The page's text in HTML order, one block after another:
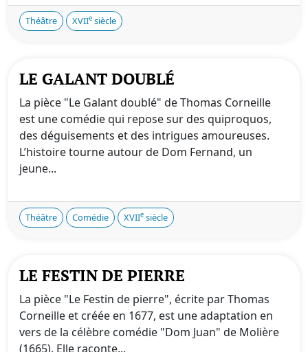
Théâtre XVIIe siècle
LE GALANT DOUBLÉ
La pièce "Le Galant doublé" de Thomas Corneille
est une comédie qui repose sur des quiproquos,
des déguisements et des intrigues amoureuses.
L’histoire tourne autour de Dom Fernand, un
jeune...
Théâtre Comédie XVIIe siècle
LE FESTIN DE PIERRE
La pièce "Le Festin de pierre", écrite par Thomas
Corneille et créée en 1677, est une adaptation en
vers de la célèbre comédie "Dom Juan" de Molière
(1665). Elle raconte...